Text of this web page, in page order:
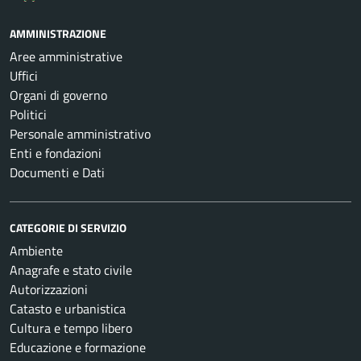
AMMINISTRAZIONE
Aree amministrative
Uffici
Organi di governo
Politici
Personale amministrativo
Enti e fondazioni
Documenti e Dati
CATEGORIE DI SERVIZIO
Ambiente
Anagrafe e stato civile
Autorizzazioni
Catasto e urbanistica
Cultura e tempo libero
Educazione e formazione